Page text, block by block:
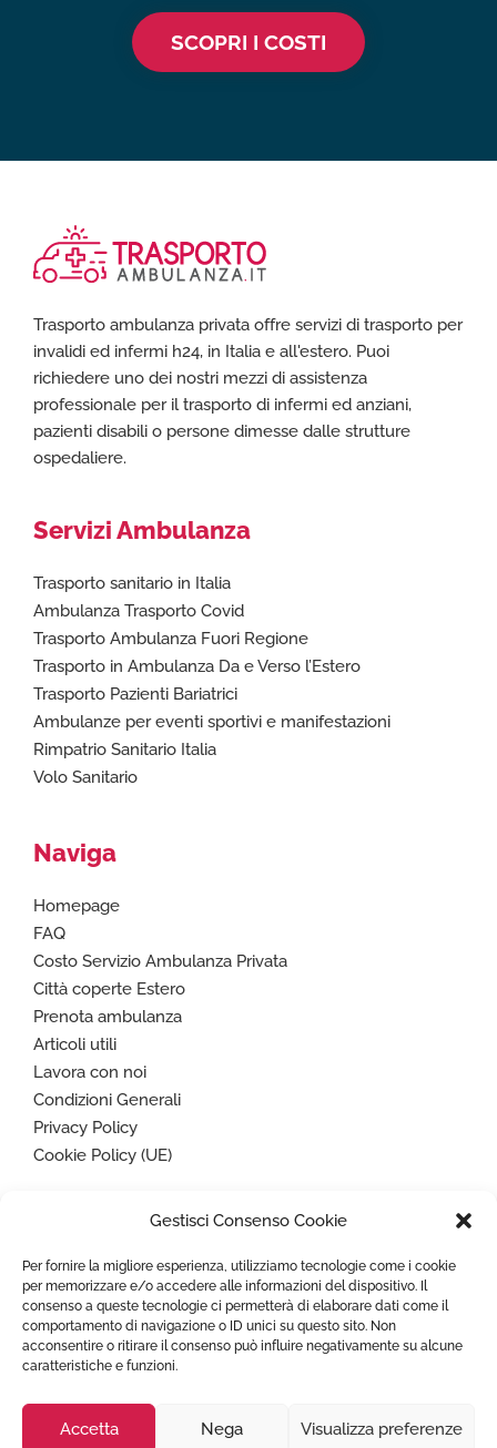
Gestisci Consenso Cookie
Per fornire la migliore esperienza, utilizziamo tecnologie come i cookie
per memorizzare e/o accedere alle informazioni del dispositivo. Il
consenso a queste tecnologie ci permetterà di elaborare dati come il
comportamento di navigazione o ID unici su questo sito. Non
acconsentire o ritirare il consenso può influire negativamente su alcune
caratteristiche e funzioni.
Accetta Nega Visualizza preferenze
SCOPRI I COSTI
Trasporto ambulanza privata offre servizi di trasporto per
invalidi ed infermi h24, in Italia e all'estero. Puoi
richiedere uno dei nostri mezzi di assistenza
professionale per il trasporto di infermi ed anziani,
pazienti disabili o persone dimesse dalle strutture
ospedaliere.
Servizi Ambulanza
Trasporto sanitario in Italia
Ambulanza Trasporto Covid
Trasporto Ambulanza Fuori Regione
Trasporto in Ambulanza Da e Verso l’Estero
Trasporto Pazienti Bariatrici
Ambulanze per eventi sportivi e manifestazioni
Rimpatrio Sanitario Italia
Volo Sanitario
Naviga
Homepage
FAQ
Costo Servizio Ambulanza Privata
Città coperte Estero
Prenota ambulanza
Articoli utili
Lavora con noi
Condizioni Generali
Privacy Policy
Cookie Policy (UE)
riservati - P. IVA 07636760725